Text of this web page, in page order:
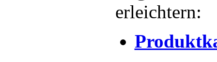
erleichtern: